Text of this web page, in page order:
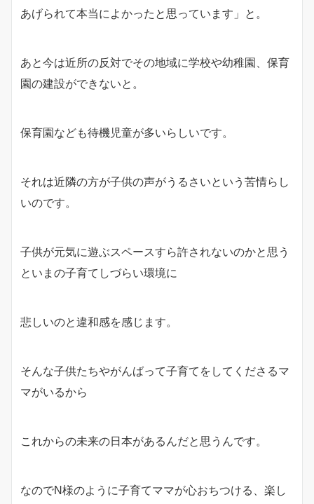
あげられて本当によかったと思っています」と。
あと今は近所の反対でその地域に学校や幼稚園、保育
園の建設ができないと。
保育園なども待機児童が多いらしいです。
それは近隣の方が子供の声がうるさいという苦情らし
いのです。
子供が元気に遊ぶスペースすら許されないのかと思う
といまの子育てしづらい環境に
悲しいのと違和感を感じます。
そんな子供たちやがんばって子育てをしてくださるマ
マがいるから
これからの未来の日本があるんだと思うんです。
なのでN様のように子育てママが心おちつける、楽し